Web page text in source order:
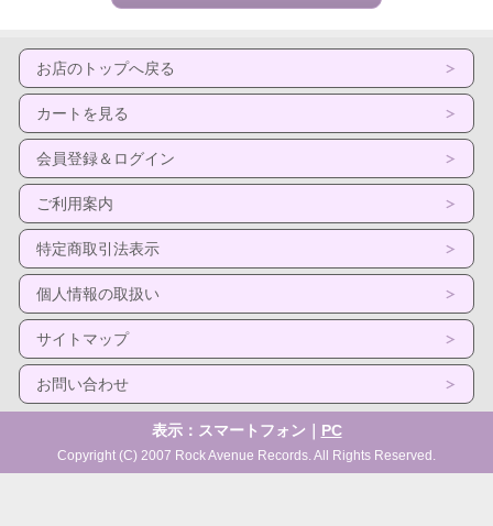
お店のトップへ戻る
カートを見る
会員登録＆ログイン
ご利用案内
特定商取引法表示
個人情報の取扱い
サイトマップ
お問い合わせ
表示：スマートフォン｜ PC
Copyright (C) 2007 Rock Avenue Records. All Rights Reserved.